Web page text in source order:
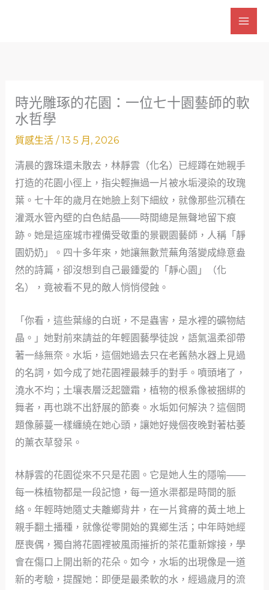
時光雕琢的花園：一位七十園藝師的軟
水哲學
質感生活/13 5 月, 2026
清晨的露珠還未散去，林靜雲（化名）已經蹲在她親手
打造的花園小徑上，指尖輕撫過一片被水垢浸染的玫瑰
葉。七十年的歲月在她臉上刻下細紋，就像那些沉積在
灌溉水管內壁的白色結晶——時間總是無聲地留下痕
跡。她是這座城市裡備受敬重的景觀園藝師，人稱「靜
園奶奶」。四十多年來，她讓無數荒蕪角落變成綠意盎
然的詩篇，卻沒想到自己最鍾愛的「靜心園」（化
名），竟被看不見的敵人悄悄侵蝕。
「你看，這些葉緣的白斑，不是蟲害，是水裡的礦物結
晶。」她對前來請益的年輕園藝學徒說，語氣溫柔卻帶
著一絲無奈。水垢，這個她過去只在老舊熱水器上見過
的名詞，如今成了她花園裡最棘手的對手。噴頭堵了，
澆水不均；土壤表層泛起鹽霜，植物的根系像被捆綁的
舞者，再也跳不出舒展的節奏。水垢如何解決？這個問
題像藤蔓一樣纏繞在她心頭，讓她好幾個夜晚對著枯萎
的薰衣草發呆。
林靜雲的花園從來不只是花園。它是她人生的隱喻——
每一株植物都是一段記憶，每一道水渠都是時間的脈
絡。年輕時她隨丈夫離鄉背井，在一片貧瘠的黃土地上
親手翻土播種，就像從零開始的異鄉生活；中年時她經
歷喪偶，獨自將花園裡被風雨摧折的茶花重新嫁接，學
會在傷口上開出新的花朵。如今，水垢的出現像是一道
新的考驗，提醒她：即便是最柔軟的水，經過歲月的流